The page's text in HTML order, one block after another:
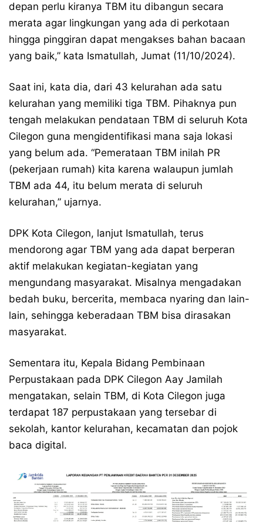
depan perlu kiranya TBM itu dibangun secara
merata agar lingkungan yang ada di perkotaan
hingga pinggiran dapat mengakses bahan bacaan
yang baik,” kata Ismatullah, Jumat (11/10/2024).
Saat ini, kata dia, dari 43 kelurahan ada satu
kelurahan yang memiliki tiga TBM. Pihaknya pun
tengah melakukan pendataan TBM di seluruh Kota
Cilegon guna mengidentifikasi mana saja lokasi
yang belum ada. “Pemerataan TBM inilah PR
(pekerjaan rumah) kita karena walaupun jumlah
TBM ada 44, itu belum merata di seluruh
kelurahan,” ujarnya.
DPK Kota Cilegon, lanjut Ismatullah, terus
mendorong agar TBM yang ada dapat berperan
aktif melakukan kegiatan-kegiatan yang
mengundang masyarakat. Misalnya mengadakan
bedah buku, bercerita, membaca nyaring dan lain-
lain, sehingga keberadaan TBM bisa dirasakan
masyarakat.
Sementara itu, Kepala Bidang Pembinaan
Perpustakaan pada DPK Cilegon Aay Jamilah
mengatakan, selain TBM, di Kota Cilegon juga
terdapat 187 perpustakaan yang tersebar di
sekolah, kantor kelurahan, kecamatan dan pojok
baca digital.